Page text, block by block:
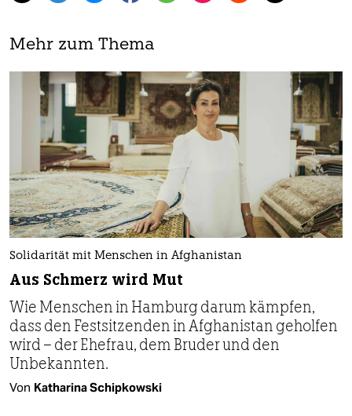
Mehr zum Thema
Solidarität mit Menschen in Afghanistan
Aus Schmerz wird Mut
Wie Menschen in Hamburg darum kämpfen,
dass den Festsitzenden in Afghanistan geholfen
wird – der Ehefrau, dem Bruder und den
Unbekannten.
Von Katharina Schipkowski